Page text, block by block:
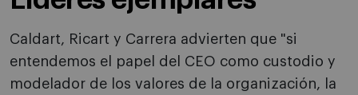
Caldart, Ricart y Carrera advierten que "si
entendemos el papel del CEO como custodio y
modelador de los valores de la organización, la